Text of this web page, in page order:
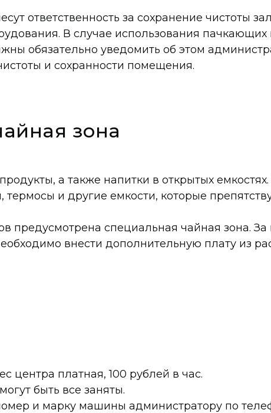
ответственность за сохранение чистоты
В случае использования пачкающих
обязательно уведомить об этом
и сохранности помещения.
зона
а также напитки в открытых
и другие емкости, которые
предусмотрена специальная чайная зона. За
внести дополнительную плату из
центра платная, 100 рублей в час.
быть все заняты.
и марку машины администратору по